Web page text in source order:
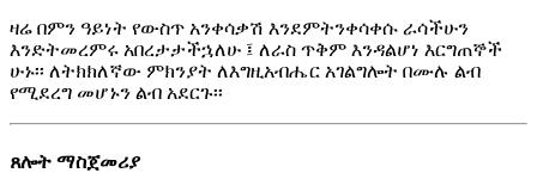
ዛሬ በምን ዓይነት የውስጥ አንቀሳቃሽ እንደምትንቀሳቀሱ ራሳችሁን
እንድትመረምሩ አበረታታችኋለሁ ፤ ለራስ ጥቅም እንዳልሆነ እርግጠኞች
ሁኑ፡፡ ለትክክለኛው ምክንያት ለእግዚአብሔር አገልግሎት በሙሉ ልብ
የሚደረግ መሆኑን ልብ አደርጉ፡፡
ጸሎት ማስጀመሪያ